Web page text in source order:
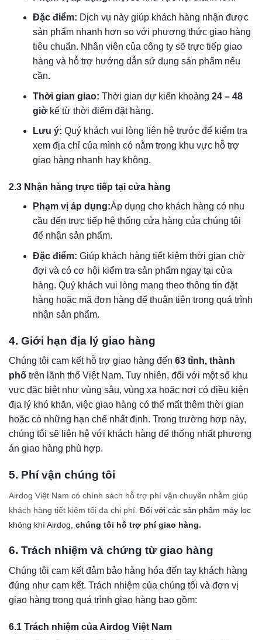
Đặc điểm: Dịch vụ này giúp khách hàng nhận được
sản phẩm nhanh hơn so với phương thức giao hàng
tiêu chuẩn. Nhân viên của công ty sẽ trực tiếp giao
hàng và hỗ trợ hướng dẫn sử dụng sản phẩm nếu
cần.
Thời gian giao: Thời gian dự kiến khoảng 24 – 48
giờkể từ thời điểm đặt hàng.
Lưu ý: Quý khách vui lòng liên hệ trước để kiểm tra
xem địa chỉ của mình có nằm trong khu vực hỗ trợ
giao hàng nhanh hay không.
2.3 Nhận hàng trực tiếp tại cửa hàng
Phạm vị áp dụng:Áp dụng cho khách hàng có nhu
cầu đến trực tiếp hệ thống cửa hàng của chúng tôi
để nhận sản phẩm.
Đặc điểm: Giúp khách hàng tiết kiệm thời gian chờ
đợi và có cơ hội kiểm tra sản phẩm ngay tại cửa
hàng. Quý khách vui lòng mang theo thông tin đặt
hàng hoặc mã đơn hàng để thuận tiện trong quá trình
nhận sản phẩm.
4. Giới hạn địa lý giao hàng
Chúng tôi cam kết hỗ trợ giao hàng đến 63 tỉnh, thành
phố trên lãnh thổ Việt Nam. Tuy nhiên, đối với một số khu
vực đặc biệt như vùng sâu, vùng xa hoặc nơi có điều kiện
địa lý khó khăn, việc giao hàng có thể mất thêm thời gian
hoặc có những hạn chế nhất định. Trong trường hợp này,
chúng tôi sẽ liên hệ với khách hàng để thống nhất phương
án giao hàng phù hợp.
5. Phí vận chúng tôi
Airdog Việt Nam có chính sách hỗ trợ phí vận chuyển nhằm giúp
khách hàng tiết kiệm tối đa chi phí. Đối với các sản phẩm máy lọc
không khí Airdog, chúng tôi hỗ trợ phí giao hàng.
6. Trách nhiệm và chứng từ giao hàng
Chúng tôi cam kết đảm bảo hàng hóa đến tay khách hàng
đúng như cam kết. Trách nhiệm của chúng tôi và đơn vị
giao hàng trong quá trình giao hàng bao gồm:
6.1 Trách nhiệm của Airdog Việt Nam